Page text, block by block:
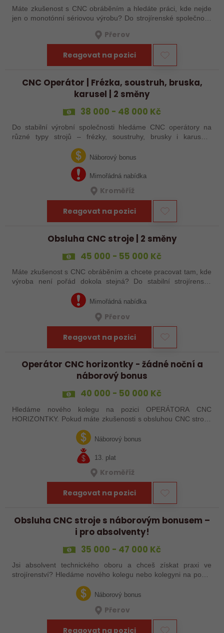
Máte zkušenost s CNC obráběním a hledáte práci, kde nejde
jen o monotónní sériovou výrobu? Do strojírenské společnosti
Přerov
Reagovat na pozici
CNC Operátor | Frézka, soustruh, bruska,
karusel | 2 směny
38 000 - 48 000 Kč
Do stabilní výrobní společnosti hledáme CNC operátory na
různé typy strojů – frézky, soustruhy, brusky i karusely.
Uplatnění u nás najdou zkušení obráběči i absolventi
technických oborů, kteří se…Náborový bonus
Mimořádná nabídka
Kroměříž
Reagovat na pozici
Obsluha CNC stroje | 2 směny
45 000 - 55 000 Kč
Máte zkušenost s CNC obráběním a chcete pracovat tam, kde
výroba není pořád dokola stejná? Do stabilní strojírenské
zakázkovou výrobu. Čeká Vás…Mimořádná nabídka
Přerov
Reagovat na pozici
Operátor CNC horizontky - žádné noční a
náborový bonus
40 000 - 50 000 Kč
Hledáme nového kolegu na pozici OPERÁTORA CNC
HORIZONTKY. Pokud máte zkušenosti s obsluhou CNC strojů,
orientujete se ve výkresové dokumentaci a máte chuť naučit se
něco nového, pak jste ideálním…Náborový bonus
13. plat
Kroměříž
Reagovat na pozici
Obsluha CNC stroje s náborovým bonusem –
i pro absolventy!
35 000 - 47 000 Kč
Jsi absolvent technického oboru a chceš získat praxi ve
strojírenství? Hledáme nového kolegu nebo kolegyni na pozici
obsluhy strojů – pokud tě láká práce ve výrobě, kde se něco
skutečně tvoří, rádi…
Náborový bonus
Přerov
Reagovat na pozici